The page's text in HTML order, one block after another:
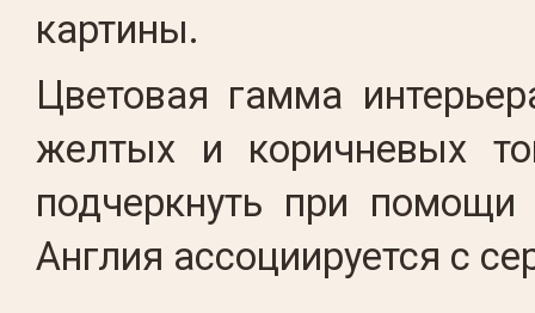
картины.
Цветовая гамма
желтых и коричневых
подчеркнуть при помощи
Англия ассоциируется с